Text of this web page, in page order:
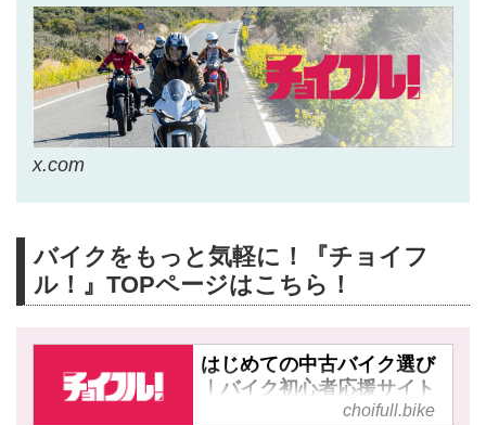
x.com
バイクをもっと気軽に！『チョイフ
ル！』TOPページはこちら！
はじめての中古バイク選び
｜バイク初心者応援サイト
【チョイフル！】choifull.bike